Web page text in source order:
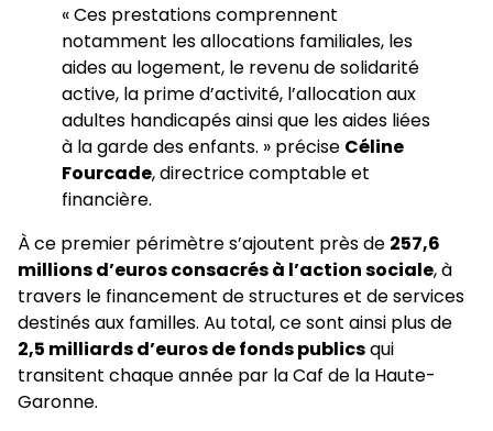
« Ces prestations comprennent
notamment les allocations familiales, les
aides au logement, le revenu de solidarité
active, la prime d’activité, l’allocation aux
adultes handicapés ainsi que les aides liées
à la garde des enfants. » précise Céline
Fourcade, directrice comptable et
financière.
À ce premier périmètre s’ajoutent près de 257,6
millions d’euros consacrés à l’action sociale, à
travers le financement de structures et de services
destinés aux familles. Au total, ce sont ainsi plus de
2,5 milliards d’euros de fonds publicsqui
transitent chaque année par la Caf de la Haute-
Garonne.